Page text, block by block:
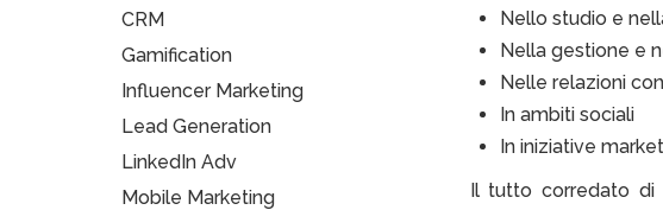
Nello studio e
Nella gestione e
Nelle relazioni
In ambiti sociali
In iniziative
Il tutto corredato
CRM
Gamification
Influencer Marketing
Lead Generation
LinkedIn Adv
Mobile Marketing